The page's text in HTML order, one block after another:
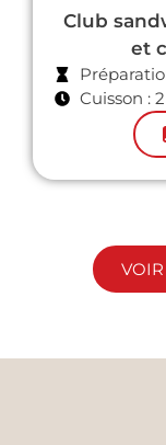
Club
et
Cuisson :
VOIR